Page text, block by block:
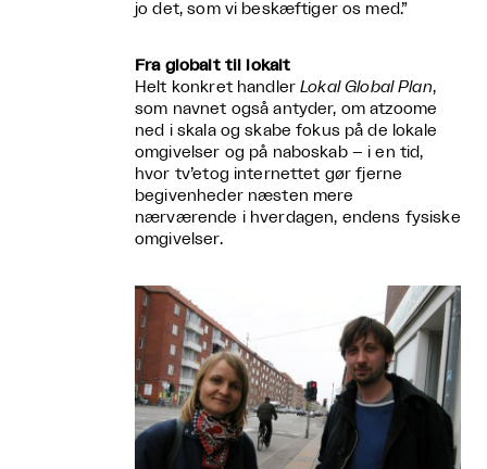
jo det, som vi beskæftiger os med.”
Fra globalt til lokalt
Helt konkret handlerLokal Global Plan,
som navnet også antyder, om atzoome
ned i skala og skabe fokus på de lokale
omgivelser og på naboskab – i en tid,
hvor tv’etog internettet gør fjerne
begivenheder næsten mere
nærværende i hverdagen, endens fysiske
omgivelser.